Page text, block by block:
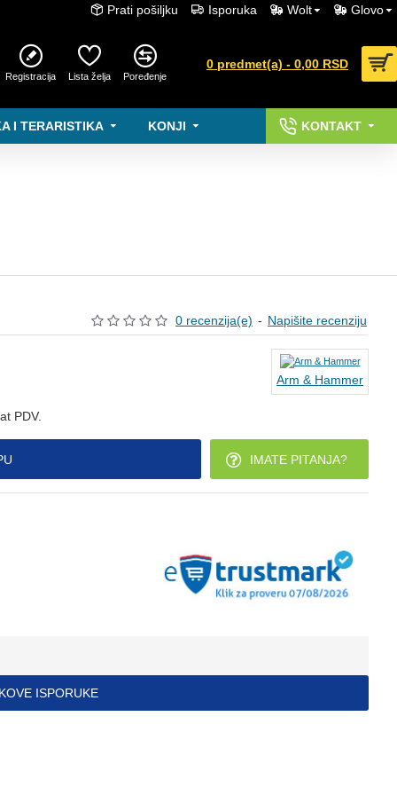
Prati pošiljku Isporuka Wolt Glovo
Registracija Lista želja Poređenje
0 predmet(a) - 0,00 RSD
I TERARISTIKA KONJI KONTAKT
0 recenzija(e) - Napišite recenziju
PDV.
Arm & Hammer
IMATE PITANJA?
ISPORUKE